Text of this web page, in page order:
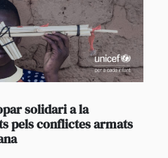
solidari a la
pels conflictes armats